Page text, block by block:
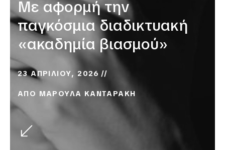
Με αφορμή την
παγκόσμια διαδικτυακή
«ακαδημία βιασμού»
23 ΑΠΡΙΛΙΟΥ, 2026
ΑΠΟ ΜΑΡΟΥΛΑ ΚΑΝΤΑΡΑΚΗ